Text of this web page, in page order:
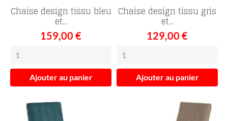
Chaise design tissu bleu
et...
159,00 €
Ajouter au panier
Chaise design tissu gris
et...
129,00 €
Ajouter au panier